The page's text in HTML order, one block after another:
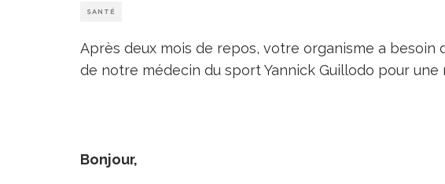
SANTÉ
Après deux mois de repos, votre organisme a besoin
de notre médecin du sport Yannick Guillodo pour
Bonjour,